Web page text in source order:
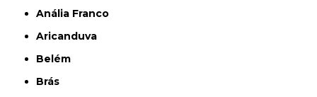
Anália Franco
Aricanduva
Belém
Brás